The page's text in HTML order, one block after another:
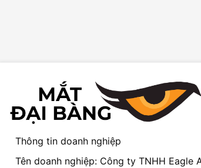
Thông tin doanh nghiệp
Tên doanh nghiệp: Công ty TNHH Eagle